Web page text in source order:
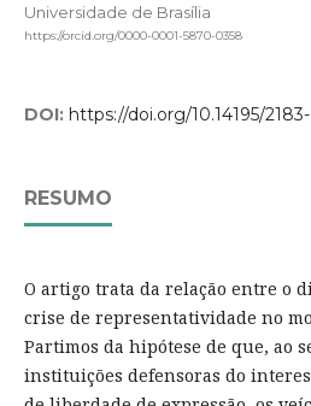
Universidade de Brasília
https://orcid.org/0000-0001-5870-0358
DOI: https://doi.org/10.14195/2183-
RESUMO
O artigo trata da relação entre o
crise de representatividade no
Partimos da hipótese de que, ao
instituições defensoras do